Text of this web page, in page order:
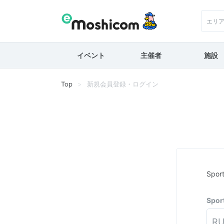
エリ
イベント 主催者 施設
Top 新規会員登録・ログイン